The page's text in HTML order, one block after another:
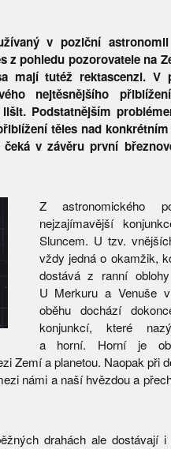
v poziční
z pohledu pozorovatele na
mají tutéž rektascenzi. V
nejtěsnějšího
Podstatnějším
těles nad
v závěru první
Z astronomického
nejzajímavější
Sluncem. U tzv.
vždy jedná o okamžik,
dostává z ranní
U Merkuru a Venuše
oběhu dochází
konjunkcí, které
a horní. Horní je
Zemí a planetou. Naopak při
námi a naší hvězdou a
drahách ale dostávají i